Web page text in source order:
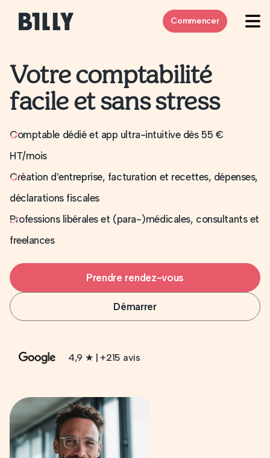
Commencer
Votre comptabilité
facile et sans stress
Comptable dédié et app ultra-intuitive dès 55 €
HT/mois
Création d’entreprise, facturation et recettes, dépenses,
déclarations fiscales
Professions libérales et (para-)médicales, consultants et
freelances
Prendre rendez-vous
Démarrer
4,9 ★ | +215 avis